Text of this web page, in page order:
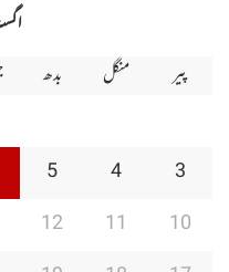
پیر
منگل بدھ
3
4
5
10
11
12